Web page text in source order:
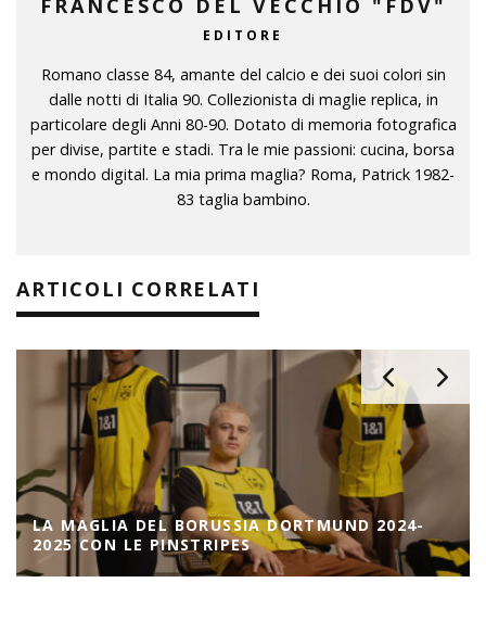
FRANCESCO DEL VECCHIO "FDV"
EDITORE
Romano classe 84, amante del calcio e dei suoi colori sin
dalle notti di Italia 90. Collezionista di maglie replica, in
particolare degli Anni 80-90. Dotato di memoria fotografica
per divise, partite e stadi. Tra le mie passioni: cucina, borsa
e mondo digital. La mia prima maglia? Roma, Patrick 1982-
83 taglia bambino.
ARTICOLI CORRELATI
LA MAGLIA DEL BORUSSIA DORTMUND 2024-
2025 CON LE PINSTRIPES